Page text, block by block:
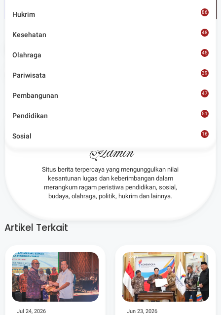
Share
Admin
Situs berita terpercaya yang mengunggulkan nilai
kesantunan lugas dan keberimbangan dalam
merangkum ragam peristiwa pendidikan, sosial,
budaya, olahraga, politik, hukrim dan lainnya.
Artikel Terkait
Jul 24, 2026 Jun 23, 2026
Hukrim 86
Kesehatan 48
Olahraga 45
Pariwisata 39
Pembangunan 47
Pendidikan 51
Sosial
16